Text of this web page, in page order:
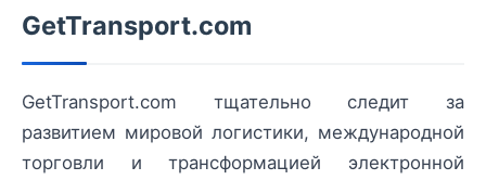
GetTransport.com
GetTransport.com тщательно следит за
развитием мировой логистики, международной
торговли и трансформацией электронной